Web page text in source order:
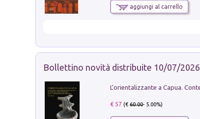
aggiungi al carrello
Bollettino novità distribuite 10/07/2026
€ 57 (€60.00- 5.00%)